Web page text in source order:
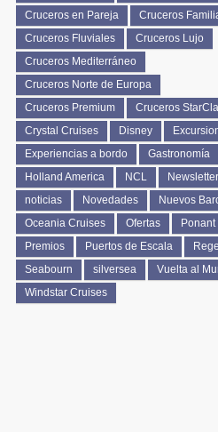
Cruceros en Pareja
Cruceros
Cruceros Fluviales
Cruceros Lujo
Cruceros Mediterráneo
Cruceros Norte de Europa
Cruceros Premium
Cruceros
Crystal Cruises
Disney
Experiencias a bordo
Gastronomía
Holland America
NCL
noticias
Novedades
Nuevos
Oceania Cruises
Ofertas
Ponant
Premios
Puertos de Escala
Seabourn
silversea
Vuelta al
Windstar Cruises